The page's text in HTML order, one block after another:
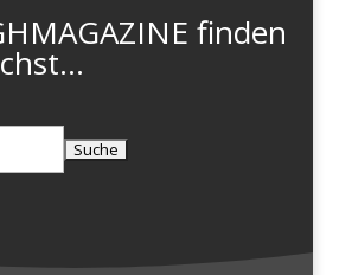
finden